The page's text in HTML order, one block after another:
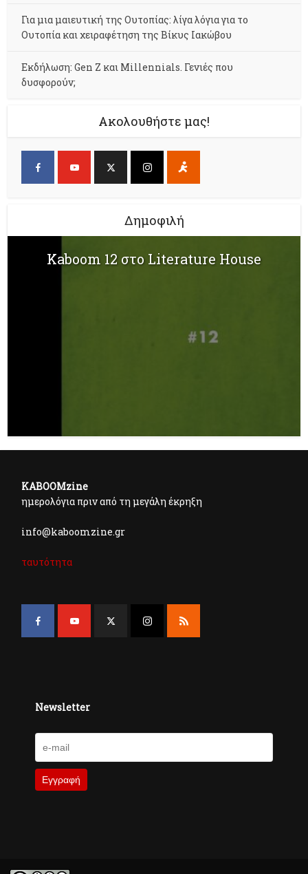
Για μια μαιευτική της Ουτοπίας: λίγα λόγια για το
Ουτοπία και χειραφέτηση της Βίκυς Ιακώβου
Εκδήλωση: Gen Z και Millennials. Γενιές που
δυσφορούν;
Ακολουθήστε μας!
Δημοφιλή
Kaboom 12 στο Literature House
KABOOMzine
ημερολόγια πριν από τη μεγάλη έκρηξη
info@kaboomzine.gr
ταυτότητα
Newsletter